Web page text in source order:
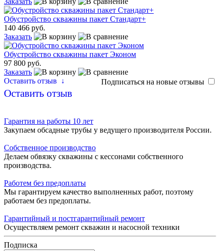
Обустройство скважины пакет Стандарт+
140 466 руб.
Заказать
Обустройство скважины пакет Эконом
97 800 руб.
Заказать
Подписаться на новые отзывы
Оставить отзыв ↓
Оставить отзыв
Гарантия на работы 10 лет
Закупаем обсадные трубы у ведущего производителя России.
Собственное производство
Делаем обвязку скважины с кессонами собственного
производства.
Работем без предоплаты
Мы гарантируем качество выполненных работ, поэтому
работаем без предоплаты.
Гарантийный и постгарантийный ремонт
Осуществляем ремонт скважин и насосной техники
Подписка